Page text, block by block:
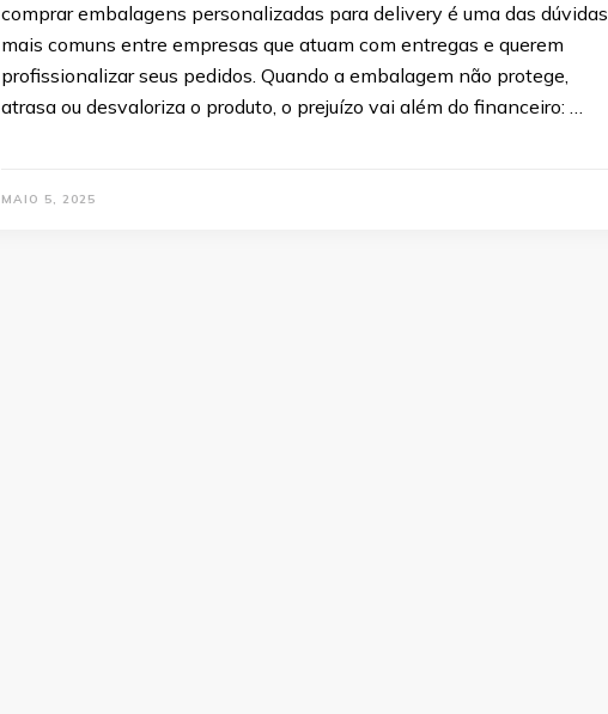
comprar embalagens personalizadas para delivery é uma das dúvidas
mais comuns entre empresas que atuam com entregas e querem
profissionalizar seus pedidos. Quando a embalagem não protege,
atrasa ou desvaloriza o produto, o prejuízo vai além do financeiro: …
MAIO 5, 2025